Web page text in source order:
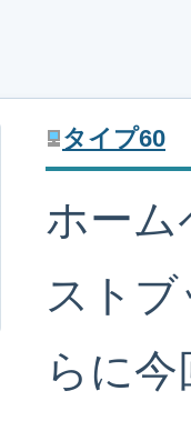
タイプ60
ホーム
スト
らに